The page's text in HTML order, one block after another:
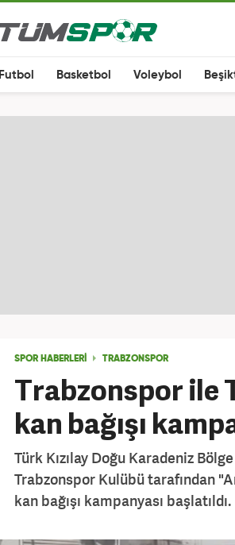
Futbol Basketbol Voleybol
SPOR HABERLERİ TRABZONSPOR
Trabzonspor ile
kan bağışı
Türk Kızılay Doğu Karadeniz
Trabzonspor Kulübü tarafından
kan bağışı kampanyası başlatıldı.